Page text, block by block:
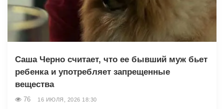
Саша Чepнo считает, что ее бывший муж бьет
ребенка и употребляет запрещенные
вещества
76 16 ИЮЛЯ, 2026 18:30